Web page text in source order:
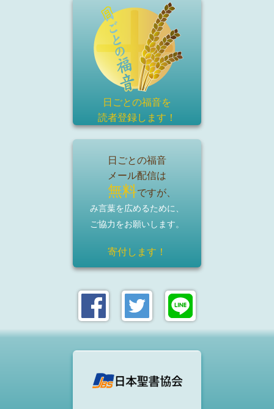
日ごとの福音を
読者登録します！
日ごとの福音
メール配信は
無料ですが、
み言葉を広めるために、
ご協力をお願いします。
寄付します！